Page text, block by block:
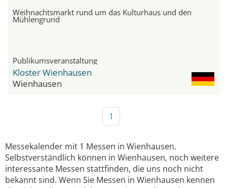
Weihnachtsmarkt rund um das Kulturhaus und den
Mühlengrund
Publikumsveranstaltung
Kloster Wienhausen
Wienhausen
1
Messekalender mit 1 Messen in Wienhausen.
Selbstverständlich können in Wienhausen, noch weitere
interessante Messen stattfinden, die uns noch nicht
bekannt sind. Wenn Sie Messen in Wienhausen kennen